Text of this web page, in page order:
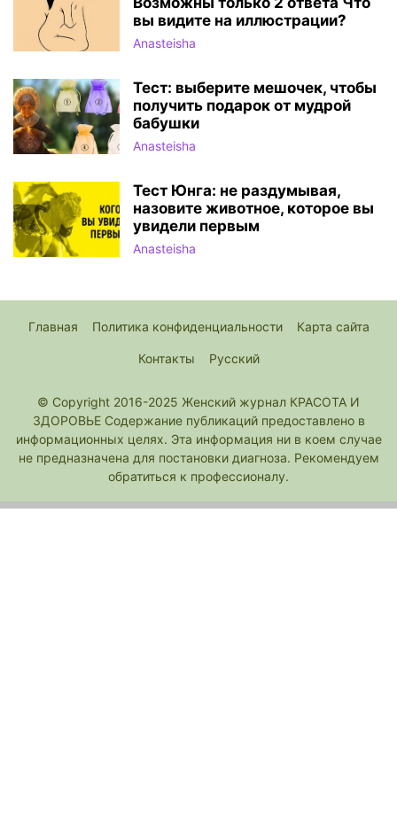
вы видите на иллюстрации?
Anasteisha
Тест: выберите мешочек, чтобы
получить подарок от мудрой
бабушки
Anasteisha
Тест Юнга: не раздумывая,
назовите животное, которое вы
увидели первым
Anasteisha
Главная Политика конфиденциальности Карта сайта
Контакты Русский
© Copyright 2016-2025 Женский журнал КРАСОТА И
ЗДОРОВЬЕ Содержание публикаций предоставлено в
информационных целях. Эта информация ни в коем случае
не предназначена для постановки диагноза. Рекомендуем
обратиться к профессионалу.